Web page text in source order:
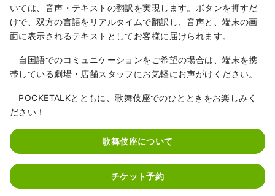
いては、音声・テキストの翻訳を実現します。ボタンを押すだ
けで、双方の言語をリアルタイムで翻訳し、音声と、端末の画
面に表示されるテキストとしてお客様に届けられます。
自国語でのコミュニケーションをご希望の場合は、端末を携
帯している劇場・店舗スタッフにお気軽にお声がけください。
POCKETALKとともに、歌舞伎座でのひとときをお楽しみく
ださい！
歌舞伎座について
チケット予約